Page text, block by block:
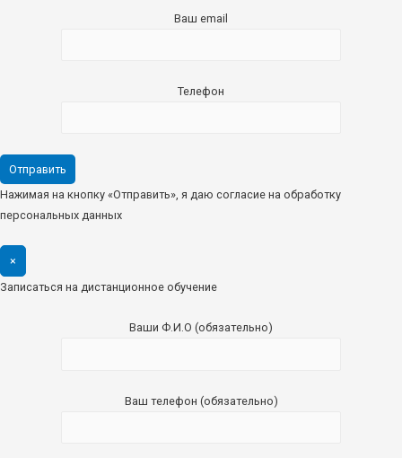
Ваш email
Телефон
Нажимая на кнопку «Отправить», я даю согласие на обработку
персональных данных
×
Записаться на дистанционное обучение
Ваши Ф.И.О (обязательно)
Ваш телефон (обязательно)